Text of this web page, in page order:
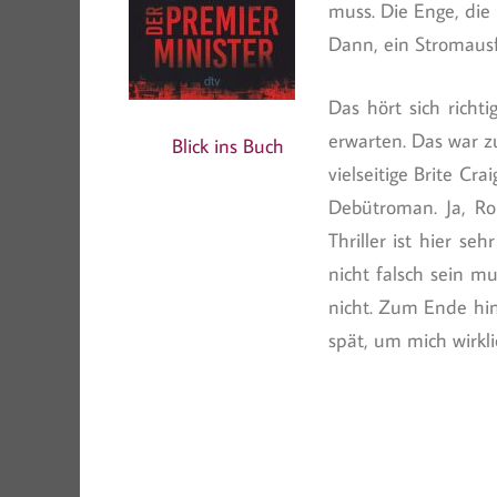
Blick ins Buch
muss. Die Enge,
Dann, ein
Das hört sich
erwarten. Das war
vielseitige Brite
Debütroman. Ja,
Thriller ist hier
nicht falsch sein
nicht. Zum Ende
spät, um mich